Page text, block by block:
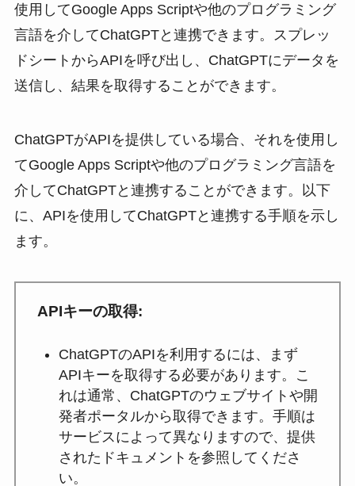
使用してGoogle Apps Scriptや他のプログラミング
言語を介してChatGPTと連携できます。スプレッ
ドシートからAPIを呼び出し、ChatGPTにデータを
送信し、結果を取得することができます。
ChatGPTがAPIを提供している場合、それを使用し
てGoogle Apps Scriptや他のプログラミング言語を
介してChatGPTと連携することができます。以下
に、APIを使用してChatGPTと連携する手順を示し
ます。
APIキーの取得:
ChatGPTのAPIを利用するには、まず
APIキーを取得する必要があります。こ
れは通常、ChatGPTのウェブサイトや開
発者ポータルから取得できます。手順は
サービスによって異なりますので、提供
されたドキュメントを参照してくださ
い。